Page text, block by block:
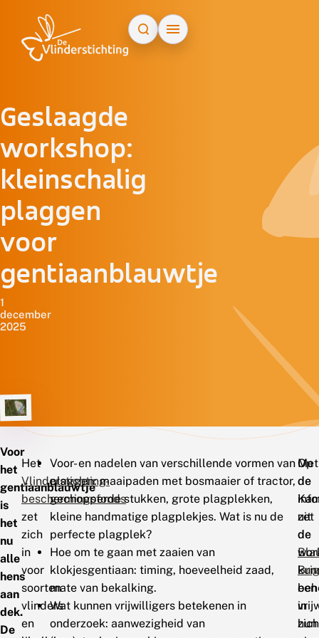
Geslaagde
workshop:
kleinschalig
plaggen
voor
gentiaanblauwtje
1
december
2025
Voor
het
gentiaanblauwtje
is
het
nu
alle
hens
aan
dek.
De
Het
Vlinderstichting-
beschermingsfonds
zet
zich
in
voor
soorten
vlinders
en
Voor- en nadelen van verschillende vormen van
plaggen: maaipaden met bosmaaier of tractor,
gechopperde stukken, grote plagplekken,
kleine handmatige plagplekjes. Wat is nu de
perfecte plagplek?
Hoe om te gaan met zaaien van
klokjesgentiaan: timing, hoeveelheid zaad,
mate van bekalking.
Wat kunnen vrijwilligers betekenen in
onderzoek: aanwezigheid van
Op
de
zet
de
een
zich
Met
de
uit
de
in
hun